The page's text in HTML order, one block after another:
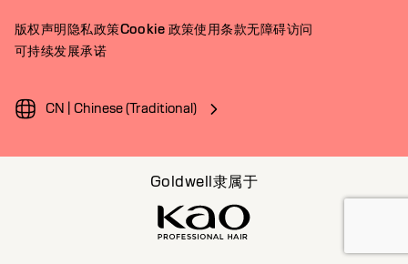
版权声明隐私政策Cookie 政策使用条款无障碍访问
可持续发展承诺
CN | Chinese (Traditional)
Goldwell隶属于